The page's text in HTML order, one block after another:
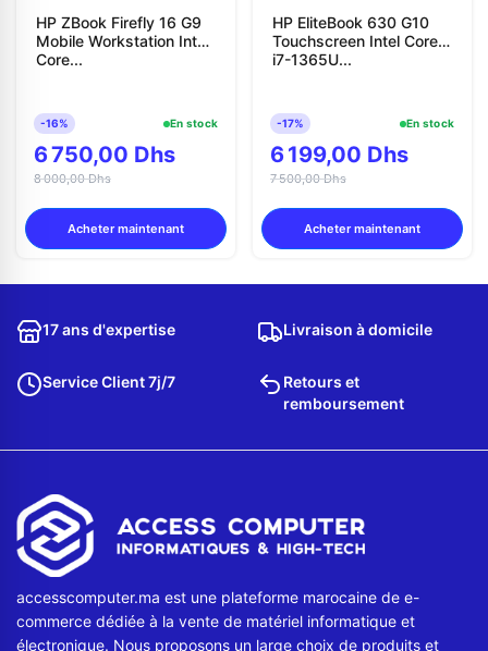
HP ZBook Firefly 16 G9
Mobile Workstation Intel
Core...
-16% En stock
6 750,00 Dhs
8 000,00 Dhs
Acheter maintenant
HP EliteBook 630 G10
Touchscreen Intel Core
i7-1365U...
-17% En stock
6 199,00 Dhs
7 500,00 Dhs
Acheter maintenant
17 ans d'expertise Livraison à domicile
Service Client 7j/7
Retours et
remboursement
accesscomputer.ma est une plateforme marocaine de e-
commerce dédiée à la vente de matériel informatique et
électronique. Nous proposons un large choix de produits et